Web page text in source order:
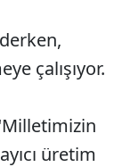
çalışıyor.
üretim